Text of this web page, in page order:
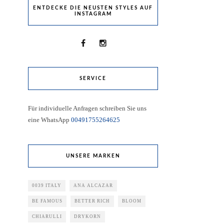
ENTDECKE DIE NEUSTEN STYLES AUF
INSTAGRAM
SERVICE
Für individuelle Anfragen schreiben Sie uns
eine WhatsApp 00491755264625
UNSERE MARKEN
0039 ITALY ANA ALCAZAR
BE FAMOUS BETTER RICH BLOOM
CHIARULLI DRYKORN